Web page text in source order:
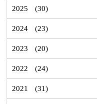
2025 (30)
2024 (23)
2023 (20)
2022 (24)
2021 (31)